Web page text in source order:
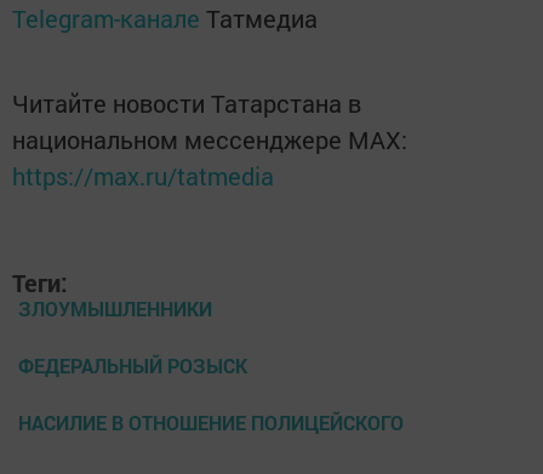
Telegram-канале Татмедиа
Читайте новости Татарстана в
национальном мессенджере MАХ:
https://max.ru/tatmedia
Теги:
ЗЛОУМЫШЛЕННИКИ
ФЕДЕРАЛЬНЫЙ РОЗЫСК
НАСИЛИЕ В ОТНОШЕНИЕ ПОЛИЦЕЙСКОГО